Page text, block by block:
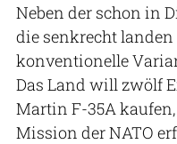
Neben der schon in
die senkrecht
konventionelle
Das Land will zwölf
Martin F-35A
Mission der NATO